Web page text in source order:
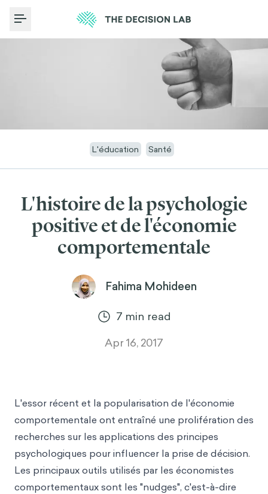
Toggle Menu
L'éducation Santé
L'histoire de la psychologie
positive et de l'économie
comportementale
Fahima Mohideen
7 min read
Apr 16, 2017
L'essor récent et la popularisation de l'économie
comportementale ont entraîné une prolifération des
recherches sur les applications des principes
psychologiques pour influencer la prise de décision.
Les principaux outils utilisés par les économistes
comportementaux sont les "nudges", c'est-à-dire